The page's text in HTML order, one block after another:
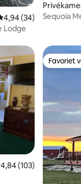
4,94 (34)
Lodge
Sequoia
4,84 (103)
Favoriet
Favoriet